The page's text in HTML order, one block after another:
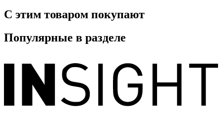
С этим товаром покупают
Популярные в разделе